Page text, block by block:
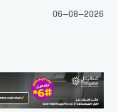
06-08-2026